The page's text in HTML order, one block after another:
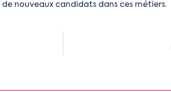
nouveaux candidats dans ces métiers.